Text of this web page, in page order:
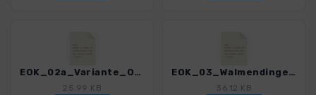
EOK_02a_Variante_Obere_Gemstelhuette_3121_3.gpx
25.99 KB
EOK_03_Walmendinger Horn_3121_3.gpx
36.12 KB